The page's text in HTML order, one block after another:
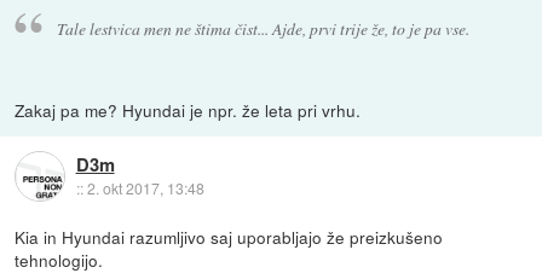
Tale lestvica men ne štima čist... Ajde, prvi trije že, to je pa vse.
Zakaj pa me? Hyundai je npr. že leta pri vrhu.
D3m
::2. okt 2017, 13:48
Kia in Hyundai razumljivo saj uporabljajo že preizkušeno
tehnologijo.